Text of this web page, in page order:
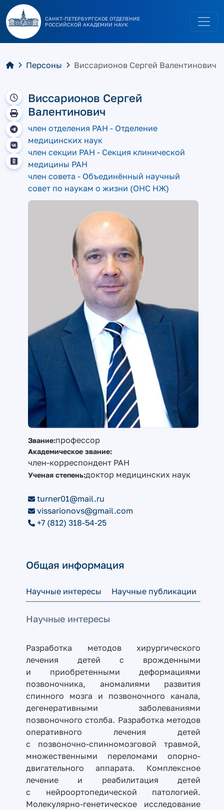
САНКТ-ПЕТЕРБУРГСКОЕ ОТДЕЛЕНИЕ
РОССИЙСКОЙ АКАДЕМИИ НАУК
Персоны Виссарионов Сергей Валентинович
Виссарионов Сергей
Валентинович
член отделения РАН - Отделение
медицинских наук
член секции РАН - Секция клинической
медицины РАН
член совета - Объединённый научный
совет по наукам о жизни (ОНС НЖ)
Звание:профессор
Академическое звание:
член-корреспондент РАН
Ученая степень:доктор медицинских наук
turner01@mail.ru
vissarionovs@gmail.com
+7 (812) 318-54-25
Общая информация
Научные интересы Научные публикации
Научные интересы
Разработка методов хирургического
лечения детей с врожденными
и приобретенными деформациями
позвоночника, аномалиями развития
спинного мозга и позвоночного канала,
дегенеративными заболеваниями
позвоночного столба. Разработка методов
оперативного лечения детей
с позвоночно-спинномозговой травмой,
множественными переломами опорно-
двигательного аппарата. Комплексное
лечение и реабилитация детей
с нейроортопедической патологией.
Молекулярно-генетическое исследование